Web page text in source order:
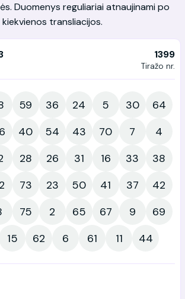
Duomenys reguliariai atnaujinami po
kiekvienos transliacijos.
1399
Tiražo nr.
59 36 24 5 30
64
40 54 43 70 7
4
28 26 31 16 33
38
73 23 50 41 37
42
75 2 65 67 9
69
15 62 6 61 11 44